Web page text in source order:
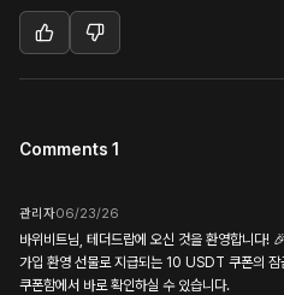
Comments 1
관리자06/23/26
바위비트님, 테더드랍에 오신 것을 환영합니다!
가입 환영 선물로 지급되는 10 USDT 쿠폰의 잠
쿠폰함에서 바로 확인하실 수 있습니다.